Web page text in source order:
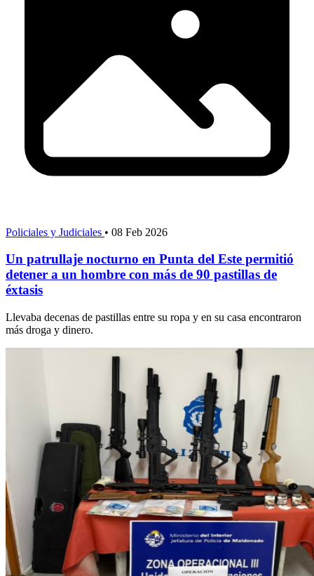
Policiales y Judiciales • 08 Feb 2026
Un patrullaje nocturno en Punta del Este permitió
detener a un hombre con más de 90 pastillas de
éxtasis
Llevaba decenas de pastillas entre su ropa y en su casa encontraron
más droga y dinero.